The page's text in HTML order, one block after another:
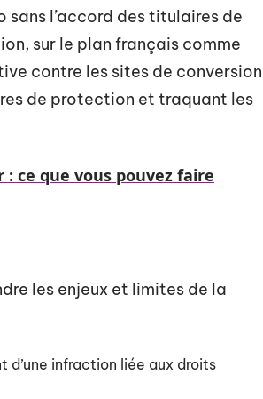
l’accord des titulaires de
sur le plan français comme
contre les sites de conversion
de protection et traquant les
ce que vous pouvez faire
les enjeux et limites de la
infraction liée aux droits